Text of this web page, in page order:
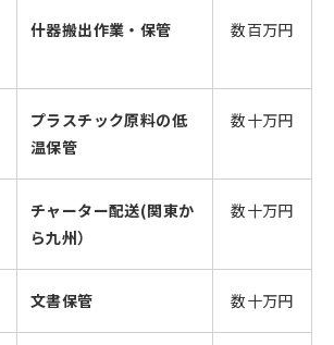
什器搬出作業・保管 数百万円
プラスチック原料の低
温保管
数十万円
チャーター配送(関東か
ら九州）
数十万円
文書保管 数十万円